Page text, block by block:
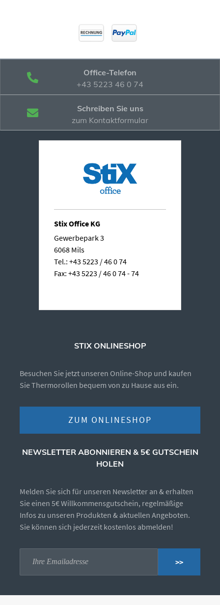
Office-Telefon
+43 5223 46 0 74
Schreiben Sie uns
zum Kontaktformular
Stix Office KG
Gewerbepark 3
6068 Mils
Tel.: +43 5223 / 46 0 74
Fax: +43 5223 / 46 0 74 - 74
STIX ONLINESHOP
Besuchen Sie jetzt unseren Online-Shop und kaufen
Sie Thermorollen bequem von zu Hause aus ein.
ZUM ONLINESHOP
NEWSLETTER ABONNIEREN & 5€ GUTSCHEIN
HOLEN
Melden Sie sich für unseren Newsletter an & erhalten
Sie einen 5€ Willkommensgutschein, regelmäßige
Infos zu unseren Produkten & aktuellen Angeboten.
Sie können sich jederzeit kostenlos abmelden!
>>